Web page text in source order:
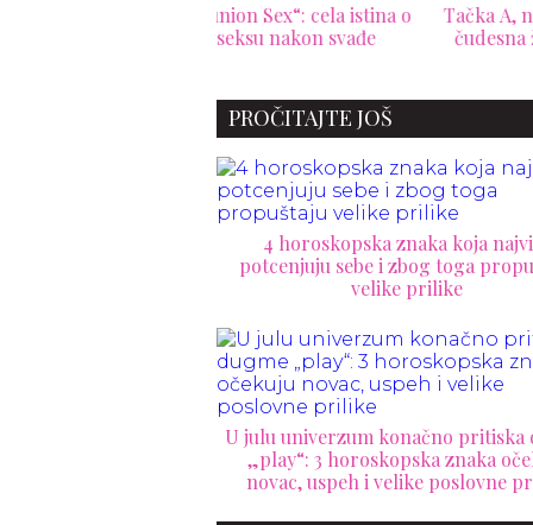
Tačka A, najnepoznatija, ali
čudesna ženska erogena
PROČITAJTE JOŠ
4 horoskopska znaka koja
potcenjuju sebe i zbog toga
velike prilike
U julu univerzum konačno pritiska
„play“: 3 horoskopska znaka
novac, uspeh i velike poslovne